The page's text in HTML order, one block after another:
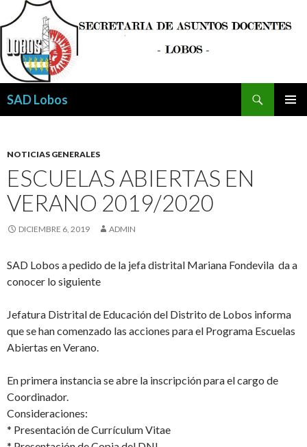
SAD Lobos
NOTICIAS GENERALES
ESCUELAS ABIERTAS EN
VERANO 2019/2020
DICIEMBRE 6, 2019 ADMIN
SAD Lobos a pedido de la jefa distrital Mariana Fondevila da a
conocer lo siguiente
Jefatura Distrital de Educación del Distrito de Lobos informa
que se han comenzado las acciones para el Programa Escuelas
Abiertas en Verano.
En primera instancia se abre la inscripción para el cargo de
Coordinador.
Consideraciones:
* Presentación de Currículum Vitae